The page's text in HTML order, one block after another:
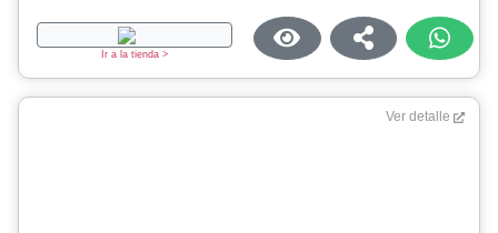
Ir a la tienda >
Ver detalle